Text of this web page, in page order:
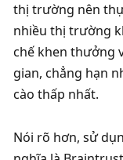
thị trường nên
nhiều thị trường
chế khen thưởng
gian, chẳng hạn
cào thấp nhất.
Nói rõ hơn, sử